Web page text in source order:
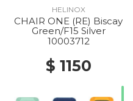
HELINOX
CHAIR ONE (RE) Biscay
Green/F15 Silver
10003712
$ 1150